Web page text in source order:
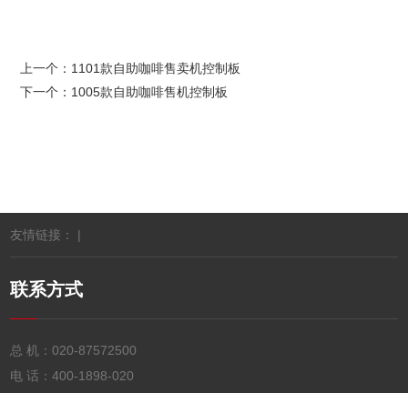
上一个： 1101款自助咖啡售卖机控制板
下一个： 1005款自助咖啡售机控制板
友情链接： |
联系方式
总 机：020-87572500
电 话：400-1898-020